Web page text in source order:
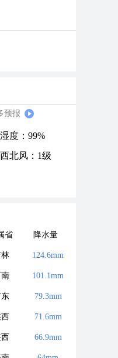
预报
湿度：99%
西北风：1级
省 降水量
124.6mm
101.1mm
东 79.3mm
西 71.6mm
西 66.9mm